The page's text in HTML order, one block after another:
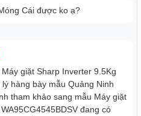
Cái được ko ạ?
giặt Sharp Inverter 9.5Kg
hàng bày mẫu Quảng Ninh
tham khảo sang mẫu Máy giặt
đang có